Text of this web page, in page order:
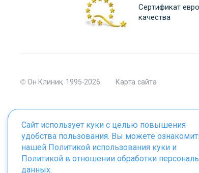
Сертификат
качества
© Он Клиник, 1995-2026 Карта сайта
Материалы сайта являются собственностью ООО
Сайт использует куки с целью повышения
удобства пользования. Вы можете
нашей Политикой использования куки и
Политикой в отношении обработки
данных.